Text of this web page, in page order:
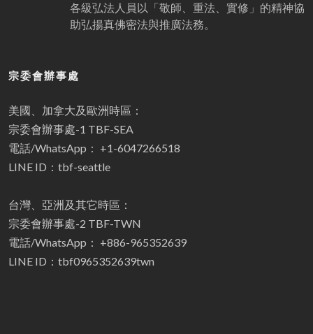
各級弘法人員以「敬師、重法、實修」的精神協
助弘揚真佛密法與推廣法務。
宗委會辦事處
美國、加拿大及歐洲時區：
宗委會辦事處-1 TBF-SEA
電話/WhatsApp： +1-6047266518
LINE ID：tbf-seattle
台灣、亞洲及其它時區：
宗委會辦事處-2 TBF-TWN
電話/WhatsApp： +886-965352639
LINE ID：tbf0965352639twn